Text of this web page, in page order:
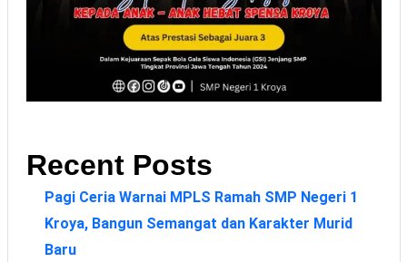
Recent Posts
Pagi Ceria Warnai MPLS Ramah SMP Negeri 1
Kroya, Bangun Semangat dan Karakter Murid
Baru